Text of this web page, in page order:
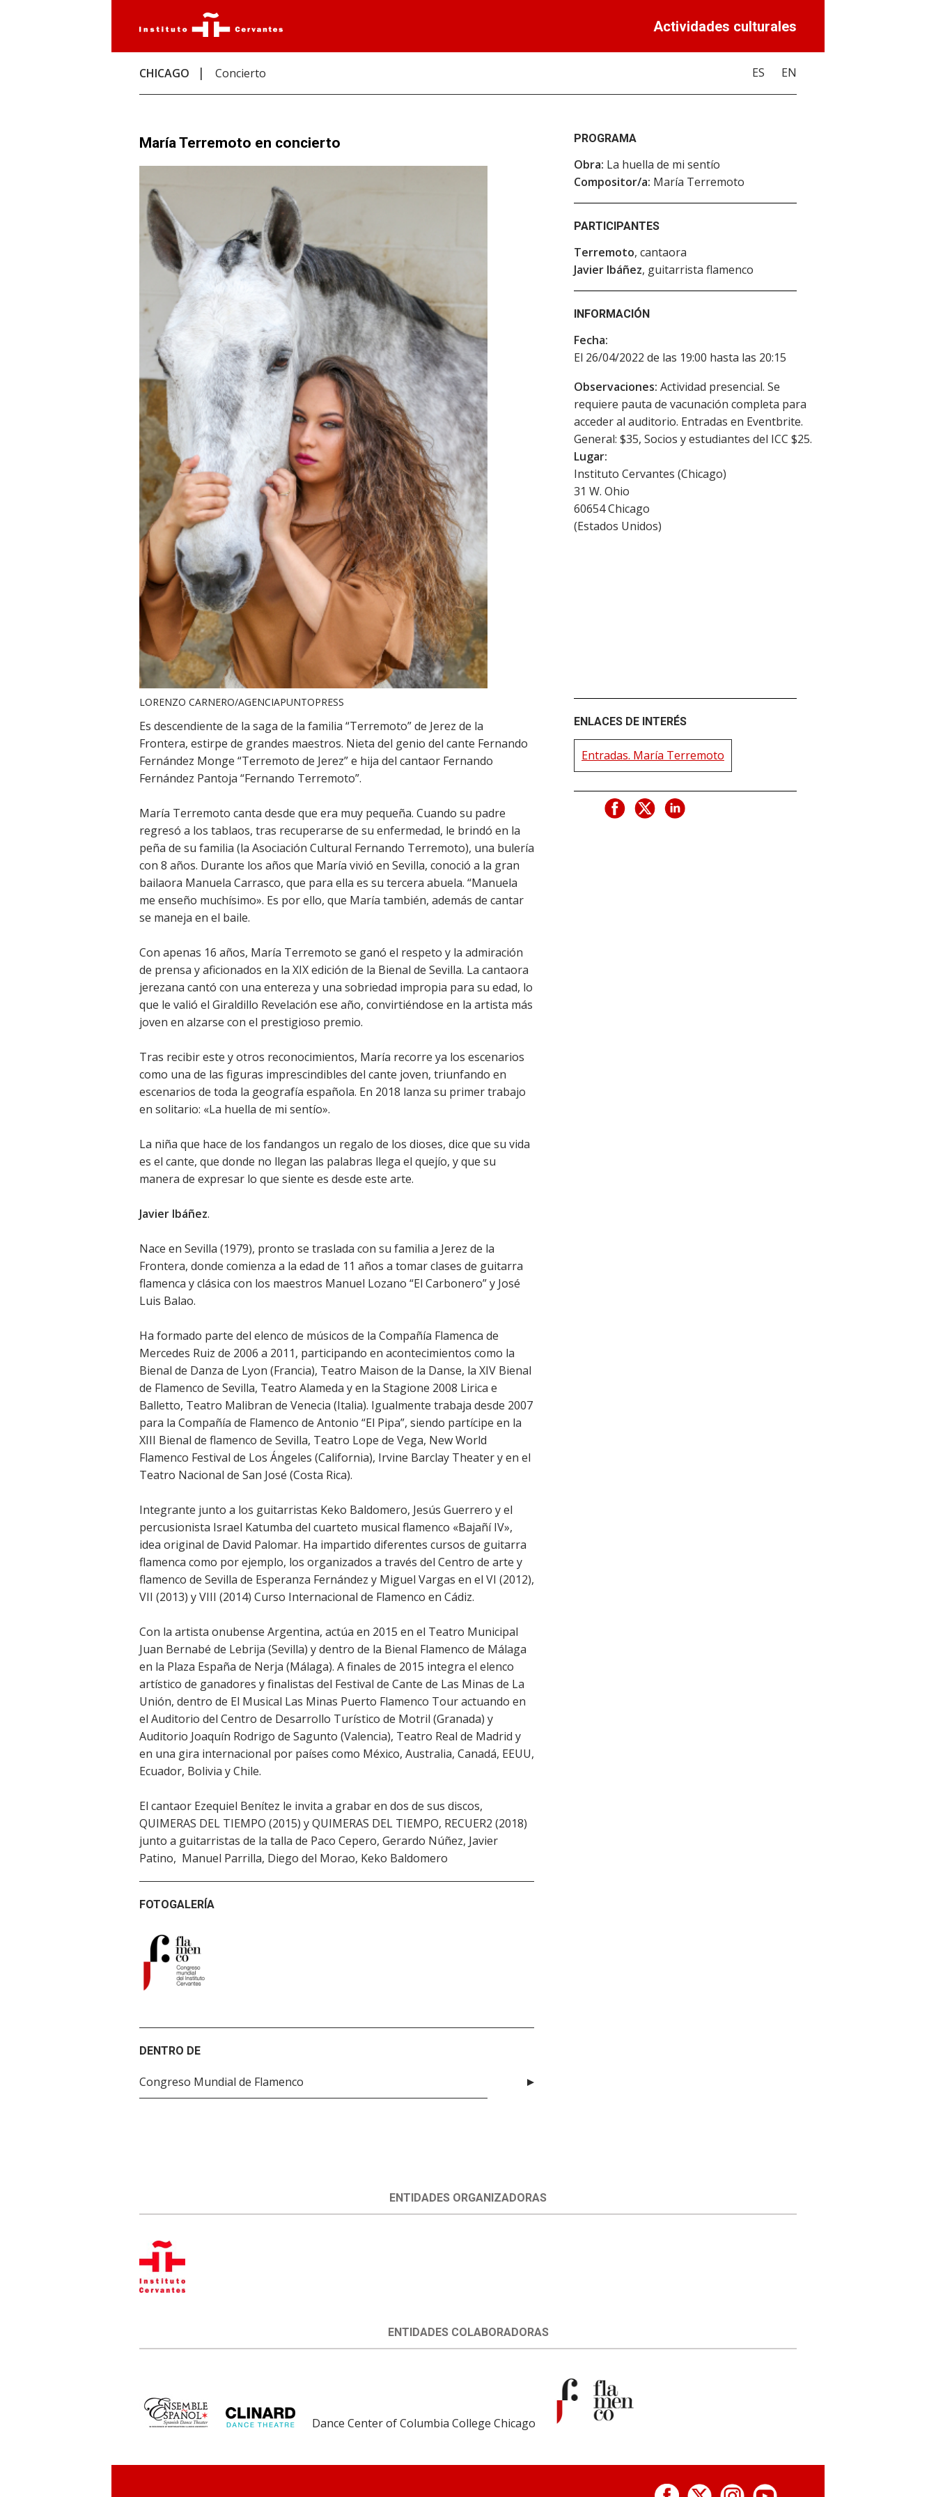
Actividades culturales
CHICAGO Concierto ES EN
María Terremoto en concierto
LORENZO CARNERO/AGENCIAPUNTOPRESS
Es descendiente de la saga de la familia “Terremoto” de Jerez de la
Frontera, estirpe de grandes maestros. Nieta del genio del cante Fernando
Fernández Monge “Terremoto de Jerez” e hija del cantaor Fernando
Fernández Pantoja “Fernando Terremoto”.
María Terremoto canta desde que era muy pequeña. Cuando su padre
regresó a los tablaos, tras recuperarse de su enfermedad, le brindó en la
peña de su familia (la Asociación Cultural Fernando Terremoto), una bulería
con 8 años. Durante los años que María vivió en Sevilla, conoció a la gran
bailaora Manuela Carrasco, que para ella es su tercera abuela. “Manuela
me enseño muchísimo». Es por ello, que María también, además de cantar
se maneja en el baile.
Con apenas 16 años, María Terremoto se ganó el respeto y la admiración
de prensa y aficionados en la XIX edición de la Bienal de Sevilla. La cantaora
jerezana cantó con una entereza y una sobriedad impropia para su edad, lo
que le valió el Giraldillo Revelación ese año, convirtiéndose en la artista más
joven en alzarse con el prestigioso premio.
Tras recibir este y otros reconocimientos, María recorre ya los escenarios
como una de las figuras imprescindibles del cante joven, triunfando en
escenarios de toda la geografía española. En 2018 lanza su primer trabajo
en solitario: «La huella de mi sentío».
La niña que hace de los fandangos un regalo de los dioses, dice que su vida
es el cante, que donde no llegan las palabras llega el quejío, y que su
manera de expresar lo que siente es desde este arte.
Javier Ibáñez.
Nace en Sevilla (1979), pronto se traslada con su familia a Jerez de la
Frontera, donde comienza a la edad de 11 años a tomar clases de guitarra
flamenca y clásica con los maestros Manuel Lozano “El Carbonero” y José
Luis Balao.
Ha formado parte del elenco de músicos de la Compañía Flamenca de
Mercedes Ruiz de 2006 a 2011, participando en acontecimientos como la
Bienal de Danza de Lyon (Francia), Teatro Maison de la Danse, la XIV Bienal
de Flamenco de Sevilla, Teatro Alameda y en la Stagione 2008 Lirica e
Balletto, Teatro Malibran de Venecia (Italia). Igualmente trabaja desde 2007
para la Compañía de Flamenco de Antonio “El Pipa”, siendo partícipe en la
XIII Bienal de flamenco de Sevilla, Teatro Lope de Vega, New World
Flamenco Festival de Los Ángeles (California), Irvine Barclay Theater y en el
Teatro Nacional de San José (Costa Rica).
Integrante junto a los guitarristas Keko Baldomero, Jesús Guerrero y el
percusionista Israel Katumba del cuarteto musical flamenco «Bajañí IV»,
idea original de David Palomar. Ha impartido diferentes cursos de guitarra
flamenca como por ejemplo, los organizados a través del Centro de arte y
flamenco de Sevilla de Esperanza Fernández y Miguel Vargas en el VI (2012),
VII (2013) y VIII (2014) Curso Internacional de Flamenco en Cádiz.
Con la artista onubense Argentina, actúa en 2015 en el Teatro Municipal
Juan Bernabé de Lebrija (Sevilla) y dentro de la Bienal Flamenco de Málaga
en la Plaza España de Nerja (Málaga). A finales de 2015 integra el elenco
artístico de ganadores y finalistas del Festival de Cante de Las Minas de La
Unión, dentro de El Musical Las Minas Puerto Flamenco Tour actuando en
el Auditorio del Centro de Desarrollo Turístico de Motril (Granada) y
Auditorio Joaquín Rodrigo de Sagunto (Valencia), Teatro Real de Madrid y
en una gira internacional por países como México, Australia, Canadá, EEUU,
Ecuador, Bolivia y Chile.
El cantaor Ezequiel Benítez le invita a grabar en dos de sus discos,
QUIMERAS DEL TIEMPO (2015) y QUIMERAS DEL TIEMPO, RECUER2 (2018)
junto a guitarristas de la talla de Paco Cepero, Gerardo Núñez, Javier
Patino, Manuel Parrilla, Diego del Morao, Keko Baldomero
FOTOGALERÍA
DENTRO DE
Congreso Mundial de Flamenco
PROGRAMA
Obra: La huella de mi sentío
Compositor/a: María Terremoto
PARTICIPANTES
Terremoto, cantaora
Javier Ibáñez, guitarrista flamenco
INFORMACIÓN
Fecha:
El 26/04/2022 de las 19:00 hasta las 20:15
Observaciones: Actividad presencial. Se
requiere pauta de vacunación completa para
acceder al auditorio. Entradas en Eventbrite.
General: $35, Socios y estudiantes del ICC $25.
Lugar:
Instituto Cervantes (Chicago)
31 W. Ohio
60654Chicago
(Estados Unidos)
ENLACES DE INTERÉS
Entradas. María Terremoto
ENTIDADES ORGANIZADORAS
ENTIDADES COLABORADORAS
Dance Center of Columbia College Chicago